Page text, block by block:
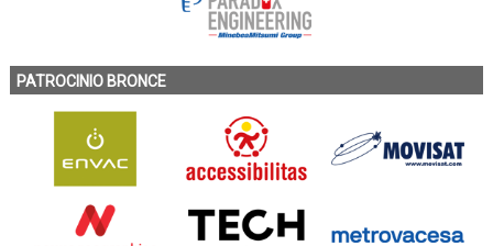
PATROCINIO BRONCE